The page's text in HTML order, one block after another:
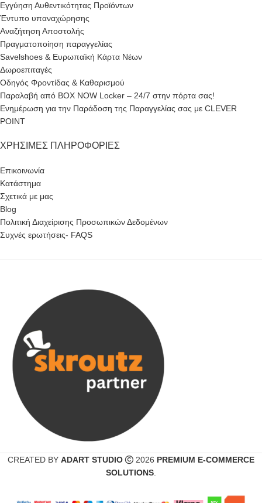
Εγγύηση Αυθεντικότητας Προϊόντων
Έντυπο υπαναχώρησης
Αναζήτηση Αποστολής
Πραγματοποίηση παραγγελίας
Savelshoes & Ευρωπαϊκή Κάρτα Νέων
Δωροεπιταγές
Οδηγός Φροντίδας & Καθαρισμού
Παραλαβή από BOX NOW Locker – 24/7 στην πόρτα σας!
Ενημέρωση για την Παράδοση της Παραγγελίας σας με CLEVER
POINT
ΧΡΉΣΙΜΕΣ ΠΛΗΡΟΦΟΡΊΕΣ
Επικοινωνία
Κατάστημα
Σχετικά με μας
Blog
Πολιτική Διαχείρισης Προσωπικών Δεδομένων
Συχνές ερωτήσεις- FAQS
CREATED BY ADART STUDIO 2026 PREMIUM E-COMMERCE
SOLUTIONS.